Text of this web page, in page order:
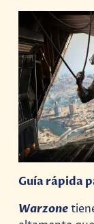
Guía rápida
Warzone